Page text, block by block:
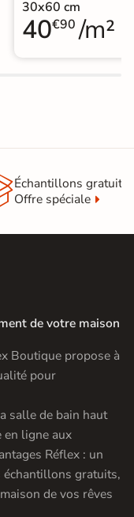
30x60 cm
40€90 /m²
Échantillons gratuit
Offre spéciale
de votre maison
Boutique propose à
pour
salle de bain haut
en ligne aux
Réflex : un
échantillons gratuits,
de vos rêves